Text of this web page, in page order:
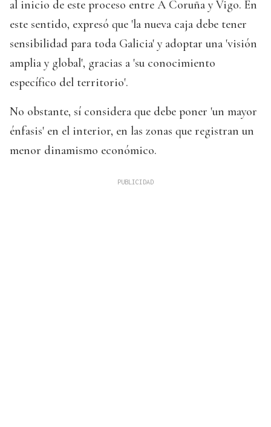
al inicio de este proceso entre A Coruña y Vigo. En
este sentido, expresó que 'la nueva caja debe tener
sensibilidad para toda Galicia' y adoptar una 'visión
amplia y global', gracias a 'su conocimiento
específico del territorio'.
No obstante, sí considera que debe poner 'un mayor
énfasis' en el interior, en las zonas que registran un
menor dinamismo económico.